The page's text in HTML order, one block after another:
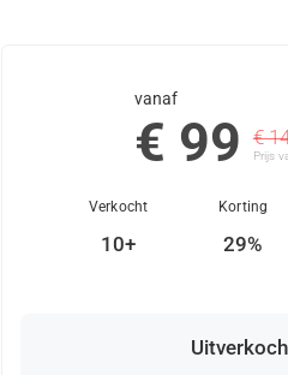
vanaf
€ 99 €
Prijs
Verkocht
10+
Korting
29%